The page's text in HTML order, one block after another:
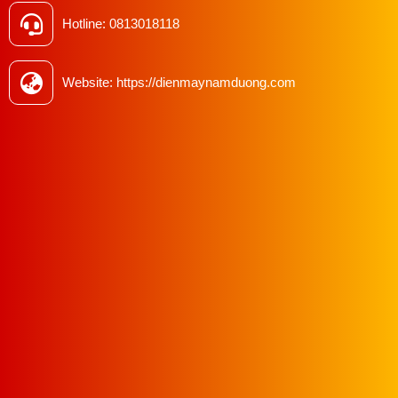
Hotline: 0813018118
Website: https://dienmaynamduong.com